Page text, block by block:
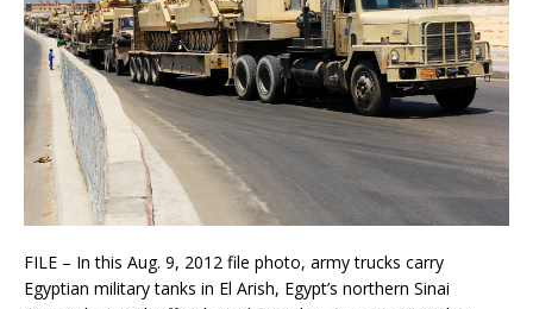
FILE – In this Aug. 9, 2012 file photo, army trucks carry
Egyptian military tanks in El Arish, Egypt’s northern Sinai